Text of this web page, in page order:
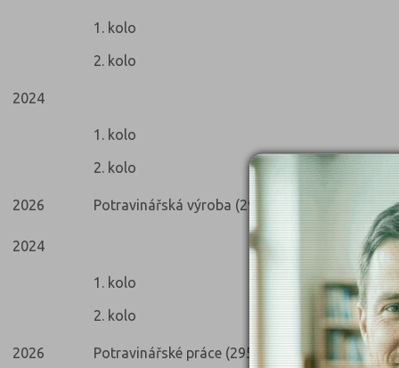
1. kolo
2. kolo
2024
1. kolo
2. kolo
2026 Potravinářská výroba (2951E01)
2024
1. kolo
2. kolo
2026 Potravinářské práce (2951E02)